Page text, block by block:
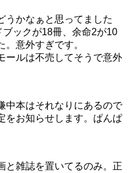
うかなぁと思ってました
ックが18冊、余命2が10
意外すぎです。
ールは不売してそうで意外
中本はそれなりにあるので
をお知らせします。ぱんぱ
と雑誌を置いてるのみ。正